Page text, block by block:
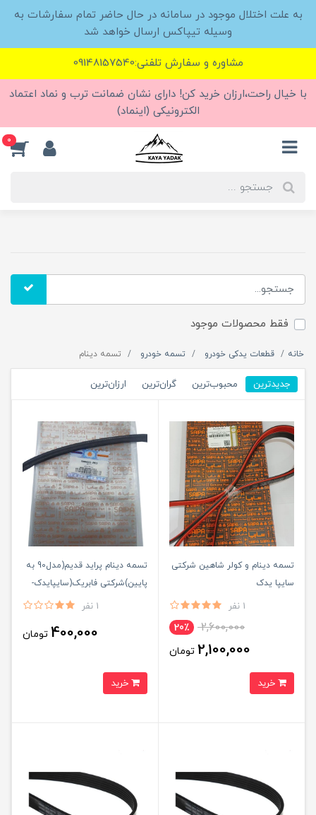
به علت اختلال موجود در سامانه در حال حاضر تمام سفارشات به
وسیله تیپاکس ارسال خواهد شد
مشاوره و سفارش تلفنی:09148157540
با خیال راحت،ارزان خرید کن! دارای نشان ضمانت ترب و نماد اعتماد
الکترونیکی (اینماد)
0
فقط محصولات موجود
خانه قطعات یدکی خودرو تسمه خودرو تسمه دینام
جدیدترین محبوب‌ترین گران‌ترین ارزان‌ترین
تسمه دینام و کولر شاهین شرکتی
سایپا یدک
1 نفر
2,600,000 20٪
2,100,000 تومان
تسمه دینام پراید قدیم(مدل90 به
پایین)شرکتی فابریک(سایپایدک-
1 نفر
400,000 تومان